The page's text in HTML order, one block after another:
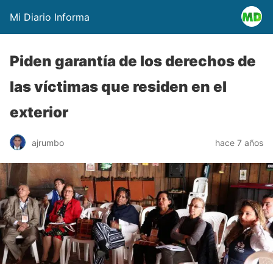
Mi Diario Informa
Piden garantía de los derechos de
las víctimas que residen en el
exterior
ajrumbo hace 7 años